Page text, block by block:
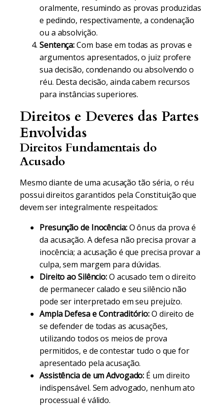
oralmente, resumindo as provas produzidas
e pedindo, respectivamente, a condenação
ou a absolvição.
Sentença:Com base em todas as provas e
argumentos apresentados, o juiz profere
sua decisão, condenando ou absolvendo o
réu. Desta decisão, ainda cabem recursos
para instâncias superiores.
Direitos e Deveres das Partes
Envolvidas
Direitos Fundamentais do
Acusado
Mesmo diante de uma acusação tão séria, o réu
possui direitos garantidos pela Constituição que
devem ser integralmente respeitados:
Presunção de Inocência:O ônus da prova é
da acusação. A defesa não precisa provar a
inocência; a acusação é que precisa provar a
culpa, sem margem para dúvidas.
Direito ao Silêncio:O acusado tem o direito
de permanecer calado e seu silêncio não
pode ser interpretado em seu prejuízo.
Ampla Defesa e Contraditório:O direito de
se defender de todas as acusações,
utilizando todos os meios de prova
permitidos, e de contestar tudo o que for
apresentado pela acusação.
Assistência de um Advogado: É um direito
indispensável. Sem advogado, nenhum ato
processual é válido.